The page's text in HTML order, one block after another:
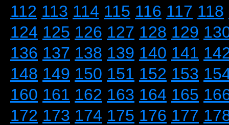
112 113 114 115 116 117 118
124 125 126 127 128 129
136 137 138 139 140 141
148 149 150 151 152 153
160 161 162 163 164 165
172 173 174 175 176 177